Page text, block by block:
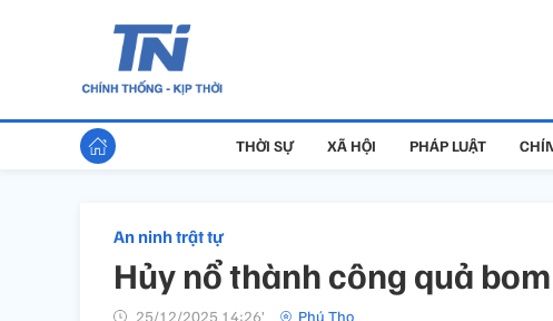
THỜI SỰ XÃ HỘI PHÁP LUẬT
An ninh trật tự
Hủy nổ thành công quả
25/12/2025 14:26’ Phú Thọ